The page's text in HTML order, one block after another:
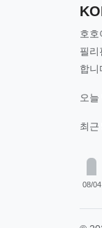
호호
필리
합니
오
최근
08/04